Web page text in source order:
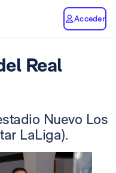
Acceder
Real
Nuevo Los
LaLiga).